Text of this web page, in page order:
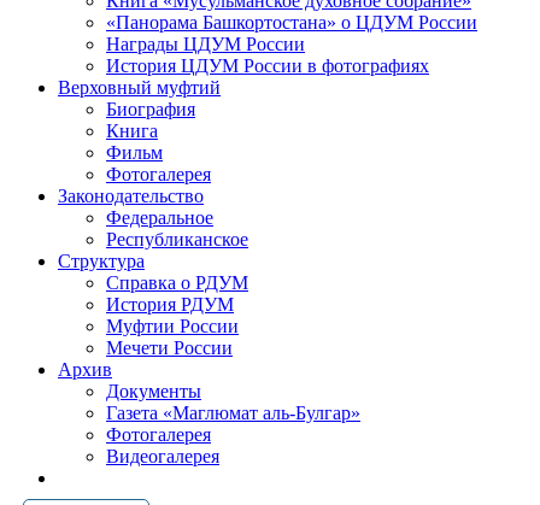
«Панорама Башкортостана» о ЦДУМ России
Награды ЦДУМ России
История ЦДУМ России в фотографиях
Верховный муфтий
Биография
Книга
Фильм
Фотогалерея
Законодательство
Федеральное
Республиканское
Структура
Справка о РДУМ
История РДУМ
Муфтии России
Мечети России
Архив
Документы
Газета «Маглюмат аль-Булгар»
Фотогалерея
Видеогалерея